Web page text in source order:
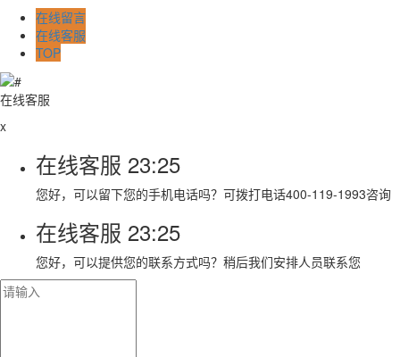
在线留言
在线客服
TOP
在线客服
x
在线客服 23:25
您好，可以留下您的手机电话吗？可拨打电话400-119-1993咨询
在线客服 23:25
您好，可以提供您的联系方式吗？稍后我们安排人员联系您